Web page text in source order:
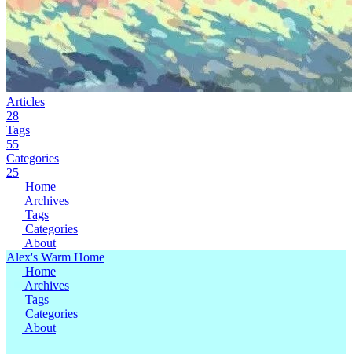
Articles
28
Tags
55
Categories
25
Home
Archives
Tags
Categories
About
Alex's Warm Home
Home
Archives
Tags
Categories
About